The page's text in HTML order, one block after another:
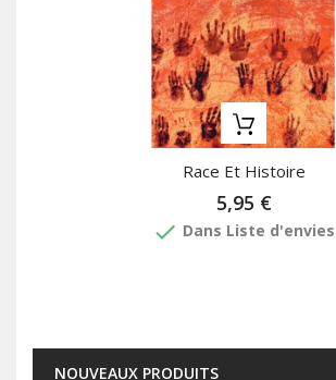
Race Et Histoire
5,95 €
done Dans Liste d'envies
NOUVEAUX PRODUITS